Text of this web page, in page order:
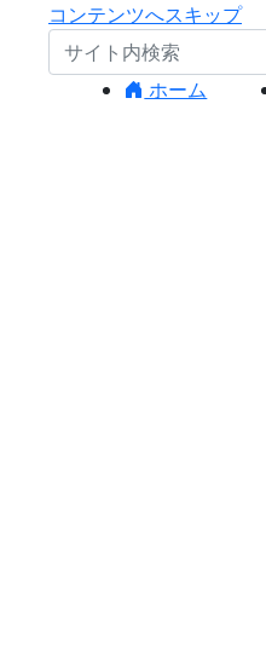
コンテンツへスキップ
ホーム